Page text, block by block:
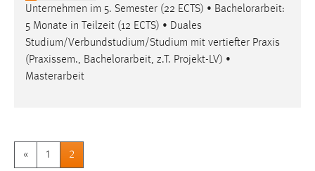
Unternehmen im 5. Semester (22 ECTS) • Bachelorarbeit:
5 Monate in Teilzeit (12 ECTS) • Duales
Studium/Verbundstudium/Studium mit vertiefter Praxis
(Praxissem., Bachelorarbeit, z.T. Projekt-LV) •
Masterarbeit
« 1 2
YouTube
Vimeo